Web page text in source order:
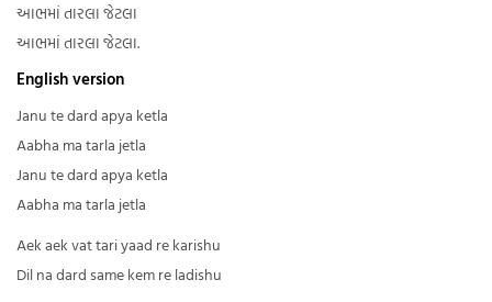
આભમાં તારલા જેટલા
આભમાં તારલા જેટલા.
English version
Janu te dard apya ketla
Aabha ma tarla jetla
Janu te dard apya ketla
Aabha ma tarla jetla
Aek aek vat tari yaad re karishu
Dil na dard same kem re ladishu